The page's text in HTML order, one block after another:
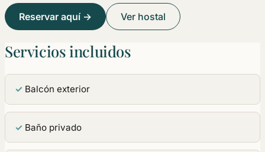
Reservar aquí → Ver hostal
Servicios incluidos
Balcón exterior
Baño privado